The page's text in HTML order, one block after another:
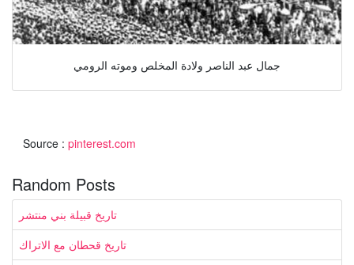
جمال عبد الناصر ولادة المخلص وموته الرومي
Source : pinterest.com
Random Posts
تاريخ قبيلة بني منتشر
تاريخ قحطان مع الاتراك